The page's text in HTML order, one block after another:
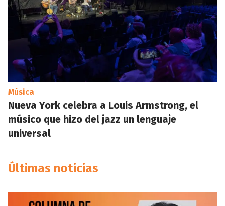
Música
Nueva York celebra a Louis Armstrong, el
músico que hizo del jazz un lenguaje
universal
Últimas noticias